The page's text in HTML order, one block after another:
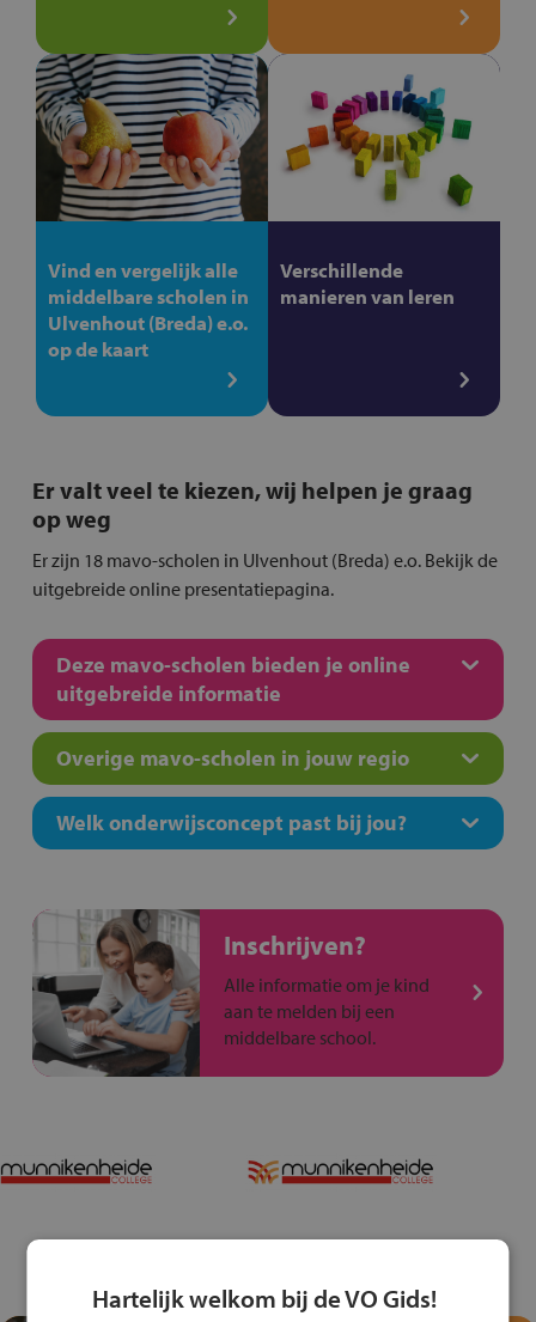
Vind en vergelijk alle
middelbare scholen in
Ulvenhout (Breda) e.o.
op de kaart
Verschillende
manieren van leren
Er valt veel te kiezen, wij helpen je graag
op weg
Er zijn 18 mavo-scholen in Ulvenhout (Breda) e.o. Bekijk de
uitgebreide online presentatiepagina.
Deze mavo-scholen bieden je online
uitgebreide informatie
Overige mavo-scholen in jouw regio
Welk onderwijsconcept past bij jou?
Inschrijven?
Alle informatie om je kind
aan te melden bij een
middelbare school.
Hartelijk welkom bij de VO Gids!